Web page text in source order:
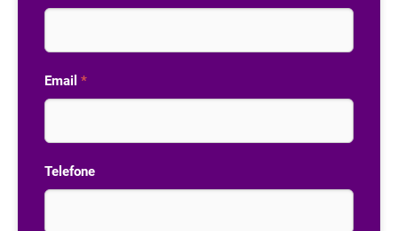
Email *
Telefone